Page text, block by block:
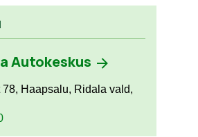
Autokeskus
78, Haapsalu, Ridala vald,